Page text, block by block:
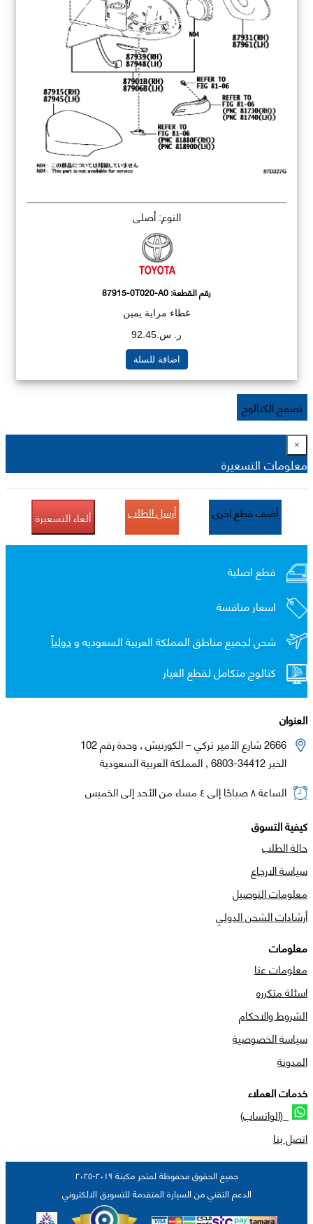
النوع: أصلي
رقم القطعة:87915-0T020-A0
غطاء مراية يمين
ر. س.92.45
اضافة للسلة
تصفح الكتالوج
×
معلومات التسعيرة
أضف قطع اخرى أرسل الطلب ألغاء التسعيرة
قطع اصلية
اسعار منافسة
شحن لجميع مناطق المملكة العربية السعوديه ودولياً
كتالوج متكامل لقطع الغيار
العنوان
2666 شارع الأمير تركي – الكورنيش , وحدة رقم 102
الخبر 34412-6803 , المملكة العربية السعودية
الساعة ٨ صباحًا إلى ٤ مساء من الأحد إلى الخميس
كيفية التسوق
حالة الطلب
سياسة الارجاع
معلومات التوصيل
أرشادات الشحن الدولي
معلومات
معلومات عنا
اسئلة متكرره
الشروط والاحكام
سياسة الخصوصية
المدونة
خدمات العملاء
(الواتساب)
اتصل بنا
جميع الحقوق محفوظة لمتجر مكينة ٢٠١٩-٢٠٢٥
الدعم التقني من السيارة المتقدمة للتسويق الالكتروني